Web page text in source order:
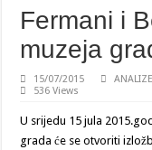
Fermani i
muzeja
15/07/2015
536 Views
U srijedu 15 jula
grada će se otvoriti